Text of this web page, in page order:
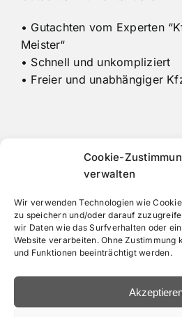
Cookie-
verwalten
Wir verwenden Technologien wie
zu speichern und/oder darauf
wir Daten wie das Surfverhalten oder
Website verarbeiten. Ohne Zustimmung
und Funktionen beeinträchtigt werden.
• Gutachten vom Experten
Meister“
• Schnell und unkompliziert
• Freier und unabhängiger